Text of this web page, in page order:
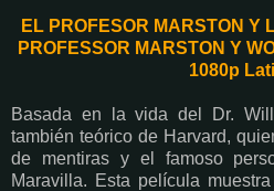
EL PROFESOR MARSTON Y
PROFESSOR MARSTON Y
1080p
Basada en la vida del Dr.
también teórico de Harvard,
de mentiras y el famoso
Maravilla. Esta película